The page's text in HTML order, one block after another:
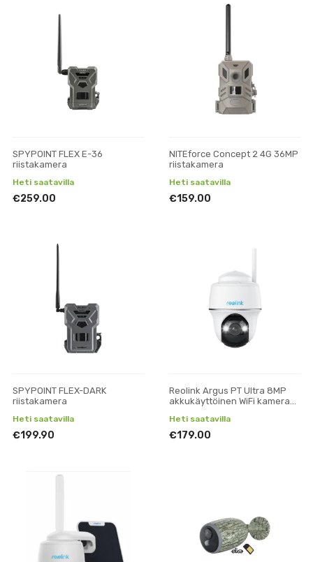
SPYPOINT FLEX E-36
riistakamera
Heti saatavilla
€259.00
NITEforce Concept 2 4G 36MP
riistakamera
Heti saatavilla
€159.00
SPYPOINT FLEX-DARK
riistakamera
Heti saatavilla
€199.90
Reolink Argus PT Ultra 8MP
akkukäyttöinen WiFi kamera
Heti saatavilla
€179.00